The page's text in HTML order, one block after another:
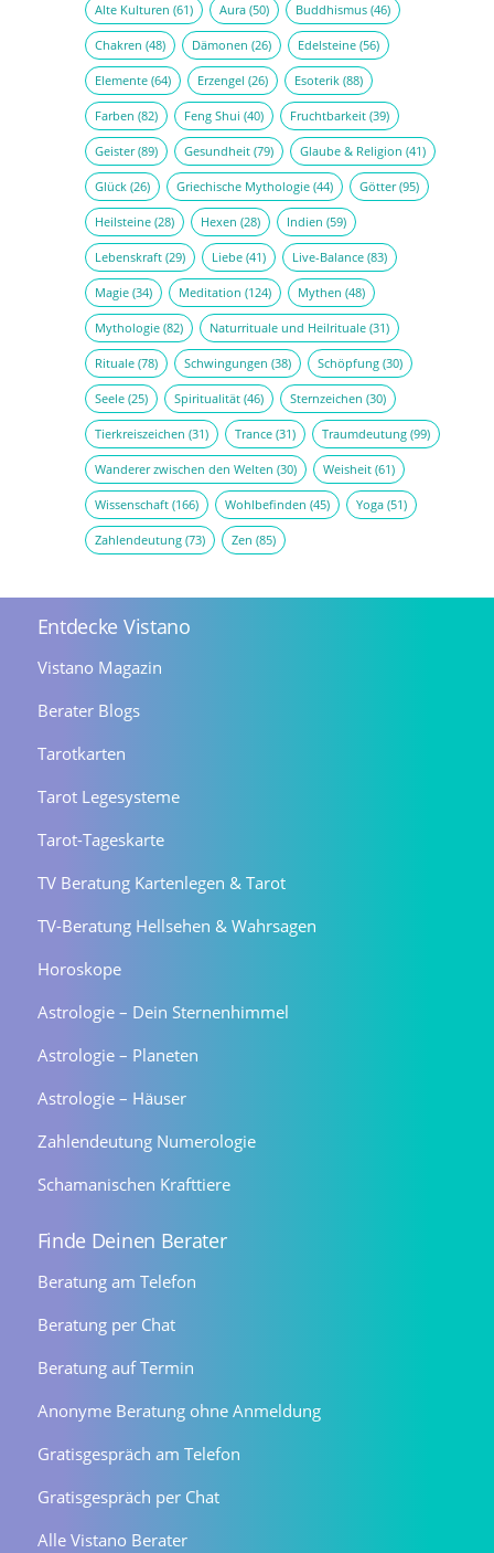
Alte Kulturen (61) Aura(50) Buddhismus(46)
Chakren (48) Dämonen (26) Edelsteine(56)
Elemente(64) Erzengel (26) Esoterik(88)
Farben (82) Feng Shui (40) Fruchtbarkeit(39)
Geister(89) Gesundheit(79) Glaube & Religion (41)
Glück(26) Griechische Mythologie(44) Götter(95)
Heilsteine(28) Hexen (28) Indien (59)
Lebenskraft(29) Liebe(41) Live-Balance(83)
Magie(34) Meditation (124) Mythen (48)
Mythologie(82) Naturrituale und Heilrituale(31)
Rituale(78) Schwingungen (38) Schöpfung(30)
Seele(25) Spiritualität(46) Sternzeichen (30)
Tierkreiszeichen (31) Trance(31) Traumdeutung(99)
Wanderer zwischen den Welten (30) Weisheit(61)
Wissenschaft(166) Wohlbefinden (45) Yoga(51)
Zahlendeutung(73) Zen (85)
Entdecke Vistano
Vistano Magazin
Berater Blogs
Tarotkarten
Tarot Legesysteme
Tarot-Tageskarte
TV Beratung Kartenlegen & Tarot
TV-Beratung Hellsehen & Wahrsagen
Horoskope
Astrologie – Dein Sternenhimmel
Astrologie – Planeten
Astrologie – Häuser
Zahlendeutung Numerologie
Schamanischen Krafttiere
Finde Deinen Berater
Beratung am Telefon
Beratung per Chat
Beratung auf Termin
Anonyme Beratung ohne Anmeldung
Gratisgespräch am Telefon
Gratisgespräch per Chat
Alle Vistano Berater